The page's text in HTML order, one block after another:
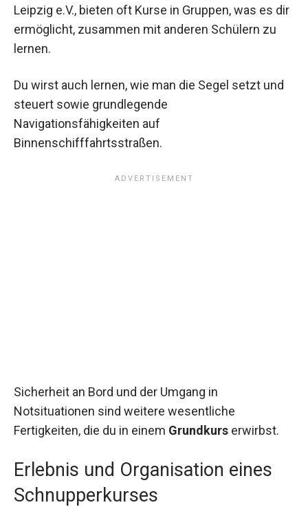
Leipzig e.V., bieten oft Kurse in Gruppen, was es dir
ermöglicht, zusammen mit anderen Schülern zu
lernen.
Du wirst auch lernen, wie man die Segel setzt und
steuert sowie grundlegende
Navigationsfähigkeiten auf
Binnenschifffahrtsstraßen.
Sicherheit an Bord und der Umgang in
Notsituationen sind weitere wesentliche
Fertigkeiten, die du in einem Grundkurs erwirbst.
Erlebnis und Organisation eines
Schnupperkurses